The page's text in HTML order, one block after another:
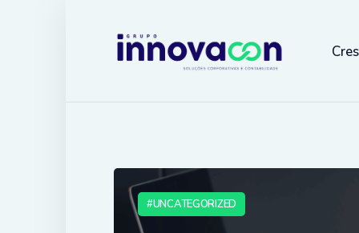
UNCATEGORIZED